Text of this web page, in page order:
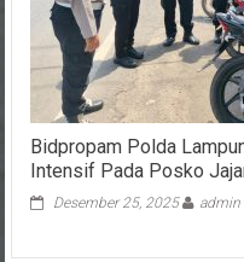
Bidpropam Polda
Intensif Pada Posko
Desember 25, 2025 admin